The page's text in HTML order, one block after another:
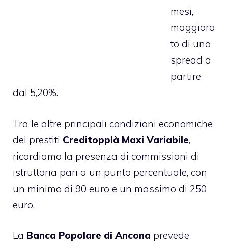
mesi,
maggiora
to di uno
spread a
partire
dal 5,20%.
Tra le altre principali condizioni economiche
dei prestiti Creditopplà Maxi Variabile,
ricordiamo la presenza di commissioni di
istruttoria pari a un punto percentuale, con
un minimo di 90 euro e un massimo di 250
euro.
La Banca Popolare di Ancona prevede